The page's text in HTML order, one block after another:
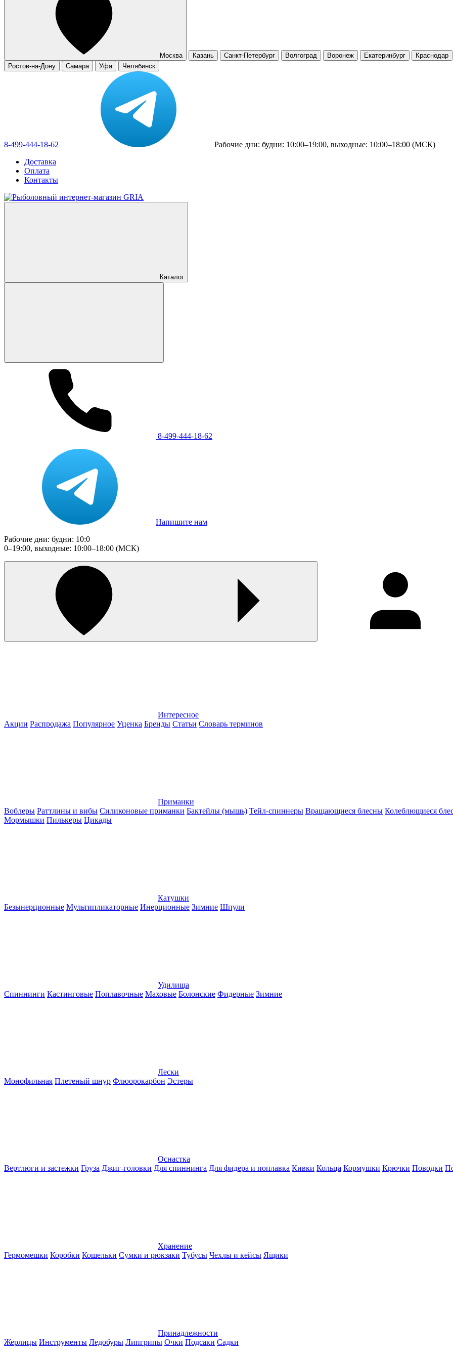
Москва Казань Санкт-Петербург Волгоград Воронеж Екатеринбург Краснодар
Ростов-на-Дону
Самара Уфа Челябинск
8-499-444-18-62
Рабочие дни: будни: 10:00–19:00, выходные: 10:00–18:00 (МСК)
Доставка
Оплата
Контакты
Каталог
8-499-444-18-62
Напишите нам
Рабочие дни: будни: 10:0
0–19:00, выходные: 10:00–18:00 (МСК)
Интересное
Акции Распродажа Популярное Уценка Бренды Статьи Словарь терминов
Приманки
Воблеры Раттлины и вибы Силиконовые приманки Бактейлы (мышь) Тейл-спиннеры Вращающиеся блесны Колеблющиеся
Мормышки Пилькеры Цикады
Катушки
Безынерционные Мультипликаторные Инерционные Зимние Шпули
Удилища
Спиннинги Кастинговые Поплавочные Маховые Болонские Фидерные Зимние
Лески
Монофильная Плетеный шнур Флюорокарбон Эстеры
Оснастка
Вертлюги и застежки Груза Джиг-головки Для спиннинга Для фидера и поплавка Кивки Кольца Кормушки Крючки Поводки
Хранение
Гермомешки Коробки Кошельки Сумки и рюкзаки Тубусы Чехлы и кейсы Ящики
Принадлежности
Жерлицы Инструменты Ледобуры Липгрипы Очки Подсаки Садки